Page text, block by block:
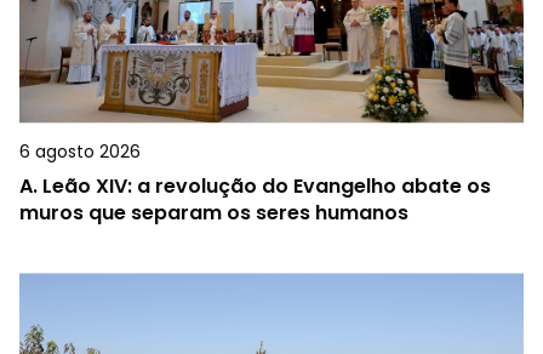
6 agosto 2026
A. Leão XIV: a revolução do Evangelho abate os
muros que separam os seres humanos